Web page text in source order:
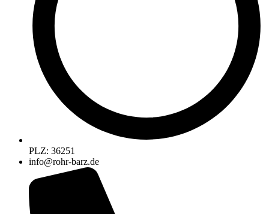
PLZ: 36251
info@rohr-barz.de